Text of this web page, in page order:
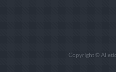
Copyright ©